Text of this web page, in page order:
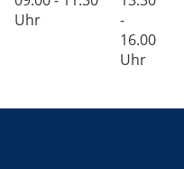
Uhr
-
16.00
Uhr